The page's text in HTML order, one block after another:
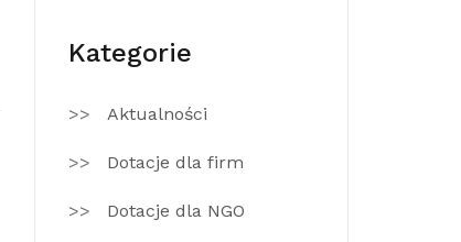
Kategorie
Aktualności
Dotacje dla firm
Dotacje dla NGO